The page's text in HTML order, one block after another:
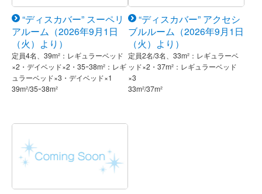
“ディスカバー” スーペリ
アルーム（2026年9月1日
（火）より）
定員4名、39m²：レギュラーベッド
×2・デイベッド×2・35ｰ38m²：レギ
ュラーベッド×3・デイベッド×1
39m²/35ｰ38m²
“ディスカバー” アクセシ
ブルルーム（2026年9月1日
（火）より）
定員2名/3名、33m²：レギュラーベ
ッド×2・37m²：レギュラーベッド
×3
33m²/37m²